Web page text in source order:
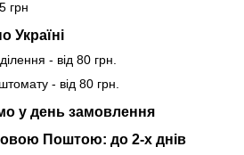
грн
- від 80 грн.
- від 80 грн.
у день замовлення
Поштою: до 2-х днів